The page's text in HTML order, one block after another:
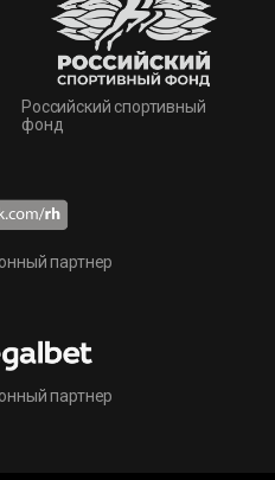
Российский спортивный
фонд
партнер
партнер